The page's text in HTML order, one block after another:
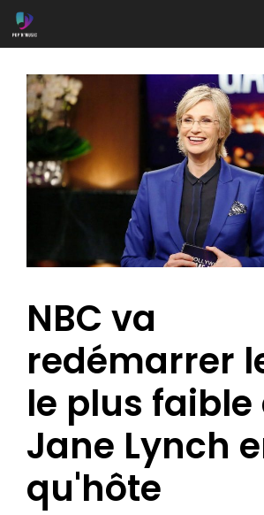
Aller
au
NBC va
redémarrer
le plus faible
Jane Lynch
qu'hôte